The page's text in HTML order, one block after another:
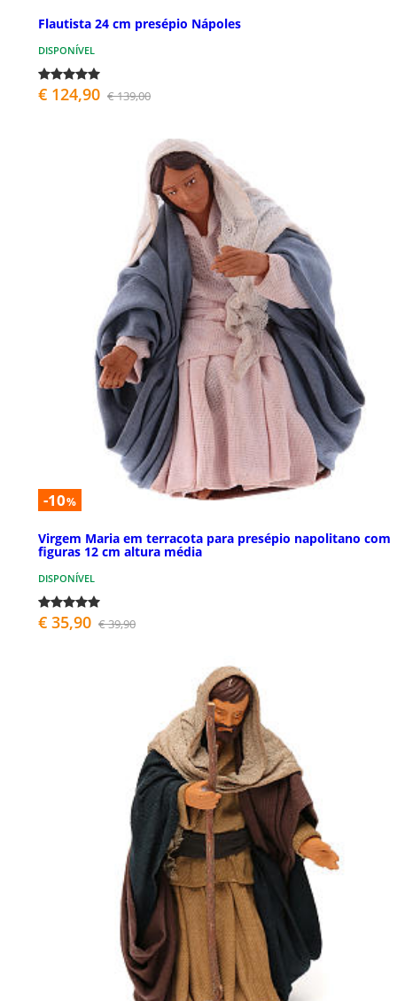
Flautista 24 cm presépio Nápoles
DISPONÍVEL
€ 124,90 € 139,00
-10%
Virgem Maria em terracota para presépio napolitano com
figuras 12 cm altura média
DISPONÍVEL
€ 35,90 € 39,90